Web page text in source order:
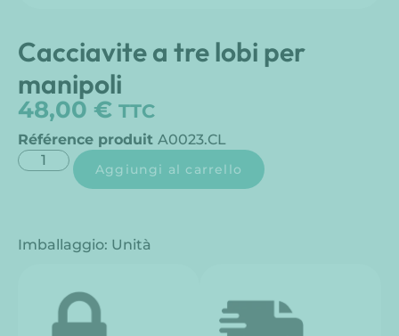
Cacciavite a tre lobi per
manipoli
48,00 € TTC
Référence produit A0023.CL
Aggiungi al carrello
Imballaggio: Unità